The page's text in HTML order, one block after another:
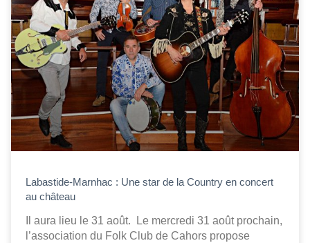
Labastide-Marnhac : Une star de la Country en concert
au château
Il aura lieu le 31 août. Le mercredi 31 août prochain,
l’association du Folk Club de Cahors propose